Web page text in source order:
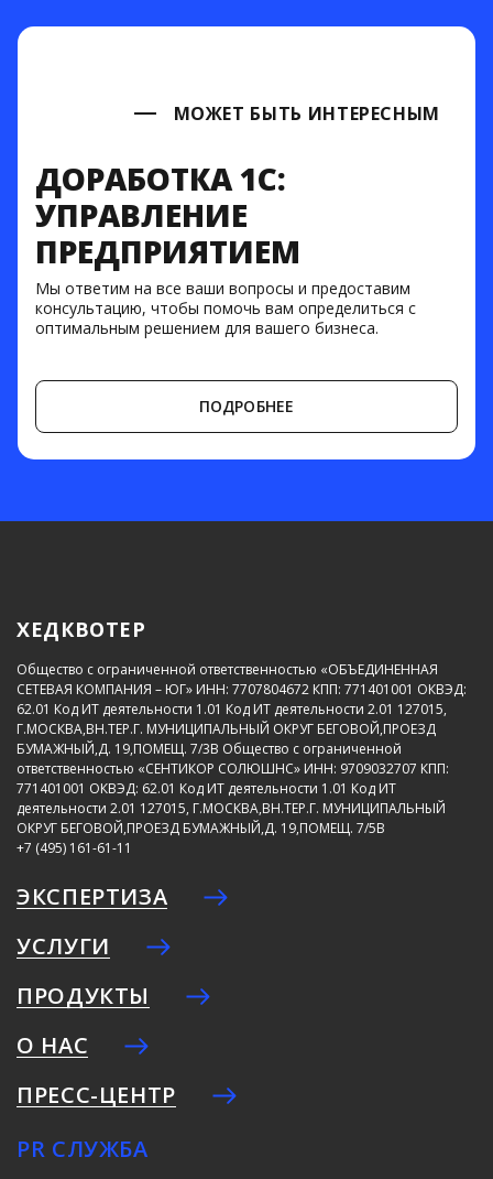
МОЖЕТ БЫТЬ ИНТЕРЕСНЫМ
ДОРАБОТКА 1С:
УПРАВЛЕНИЕ
ПРЕДПРИЯТИЕМ
Мы ответим на все ваши вопросы и предоставим
консультацию, чтобы помочь вам определиться с
оптимальным решением для вашего бизнеса.
ПОДРОБНЕЕ
ХЕДКВОТЕР
Общество с ограниченной ответственностью «ОБЪЕДИНЕННАЯ
СЕТЕВАЯ КОМПАНИЯ – ЮГ» ИНН: 7707804672 КПП: 771401001 ОКВЭД:
62.01 Код ИТ деятельности 1.01 Код ИТ деятельности 2.01 127015,
Г.МОСКВА,ВН.ТЕР.Г. МУНИЦИПАЛЬНЫЙ ОКРУГ БЕГОВОЙ,ПРОЕЗД
БУМАЖНЫЙ,Д. 19,ПОМЕЩ. 7/3В Общество с ограниченной
ответственностью «СЕНТИКОР СОЛЮШНС» ИНН: 9709032707 КПП:
771401001 ОКВЭД: 62.01 Код ИТ деятельности 1.01 Код ИТ
деятельности 2.01 127015, Г.МОСКВА,ВН.ТЕР.Г. МУНИЦИПАЛЬНЫЙ
ОКРУГ БЕГОВОЙ,ПРОЕЗД БУМАЖНЫЙ,Д. 19,ПОМЕЩ. 7/5В
+7 (495) 161-61-11
ЭКСПЕРТИЗА
УСЛУГИ
ПРОДУКТЫ
О НАС
ПРЕСС-ЦЕНТР
PR СЛУЖБА